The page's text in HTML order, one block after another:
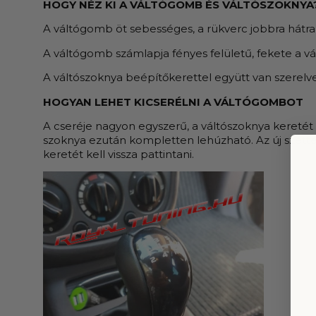
HOGY NÉZ KI A VÁLTÓGOMB ÉS
A váltógomb öt sebességes, a rükverc jobbra
A váltógomb számlapja fényes felületű, fekete a
A váltószoknya beépítőkerettel együtt van
HOGYAN LEHET KICSERÉLNI A VÁLTÓGOMBOT
A cseréje nagyon egyszerű, a váltószoknya
szoknya ezután kompletten lehúzható. Az új
keretét kell vissza pattintani.